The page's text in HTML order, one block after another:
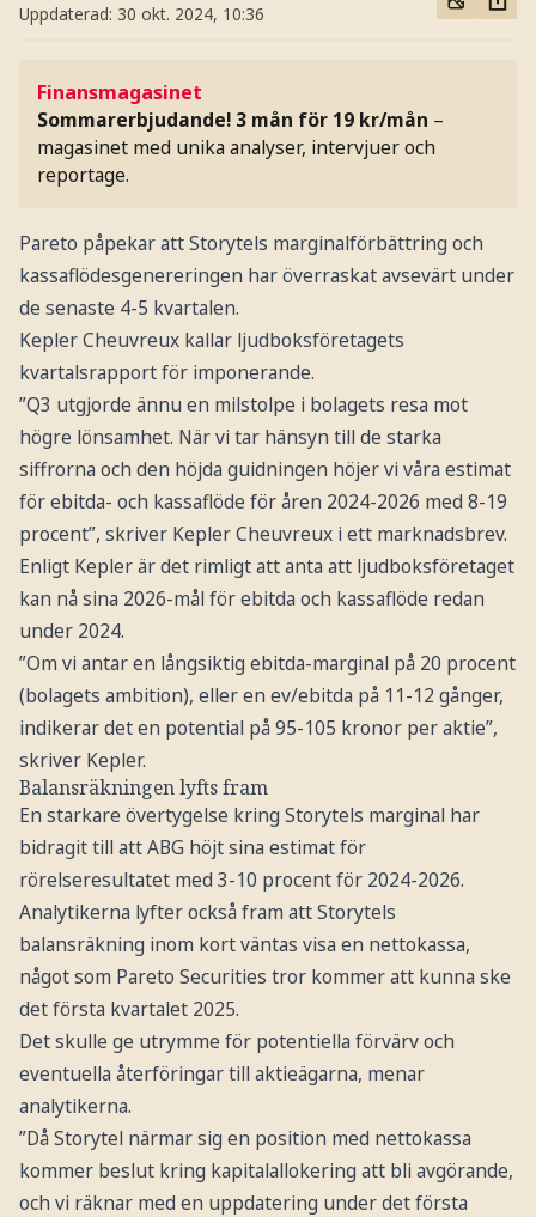
Uppdaterad: 30 okt. 2024, 10:36
Finansmagasinet
Sommarerbjudande! 3 mån för 19 kr/mån –
magasinet med unika analyser, intervjuer och
reportage.
Pareto påpekar att Storytels marginalförbättring och
kassaflödesgenereringen har överraskat avsevärt under
de senaste 4-5 kvartalen.
Kepler Cheuvreux kallar ljudboksföretagets
kvartalsrapport för imponerande.
”Q3 utgjorde ännu en milstolpe i bolagets resa mot
högre lönsamhet. När vi tar hänsyn till de starka
siffrorna och den höjda guidningen höjer vi våra estimat
för ebitda- och kassaflöde för åren 2024-2026 med 8-19
procent”, skriver Kepler Cheuvreux i ett marknadsbrev.
Enligt Kepler är det rimligt att anta att ljudboksföretaget
kan nå sina 2026-mål för ebitda och kassaflöde redan
under 2024.
”Om vi antar en långsiktig ebitda-marginal på 20 procent
(bolagets ambition), eller en ev/ebitda på 11-12 gånger,
indikerar det en potential på 95-105 kronor per aktie”,
skriver Kepler.
Balansräkningen lyfts fram
En starkare övertygelse kring Storytels marginal har
bidragit till att ABG höjt sina estimat för
rörelseresultatet med 3-10 procent för 2024-2026.
Analytikerna lyfter också fram att Storytels
balansräkning inom kort väntas visa en nettokassa,
något som Pareto Securities tror kommer att kunna ske
det första kvartalet 2025.
Det skulle ge utrymme för potentiella förvärv och
eventuella återföringar till aktieägarna, menar
analytikerna.
”Då Storytel närmar sig en position med nettokassa
kommer beslut kring kapitalallokering att bli avgörande,
och vi räknar med en uppdatering under det första